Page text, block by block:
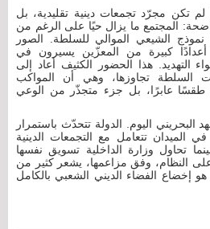
تكن مجرّد تجمعات دينية تقليدية، بل
المجتمع ما يزال حيًا على الرغم من
نموذج الشيعي الموالي للسلطة. الصور
أعدادًا كبيرة من المعزّين يسيرون في
التهديد. هذا الحضور الكثيف أعاد إلى
السلطة تجاوزها، وهي أن المواكب
طقسًا عابرًا، بل جزء متجذّر من الوعي
اليوم. الدولة تتحدّث باستمرار
في الميدان تتعامل مع التجمعات الدينية
تحاول وزارة الداخلية تسويق نفسها
النظام، وفق مزاعمها، يشعر كثير من
هو إخضاع الفضاء الديني الشعبي بالكامل